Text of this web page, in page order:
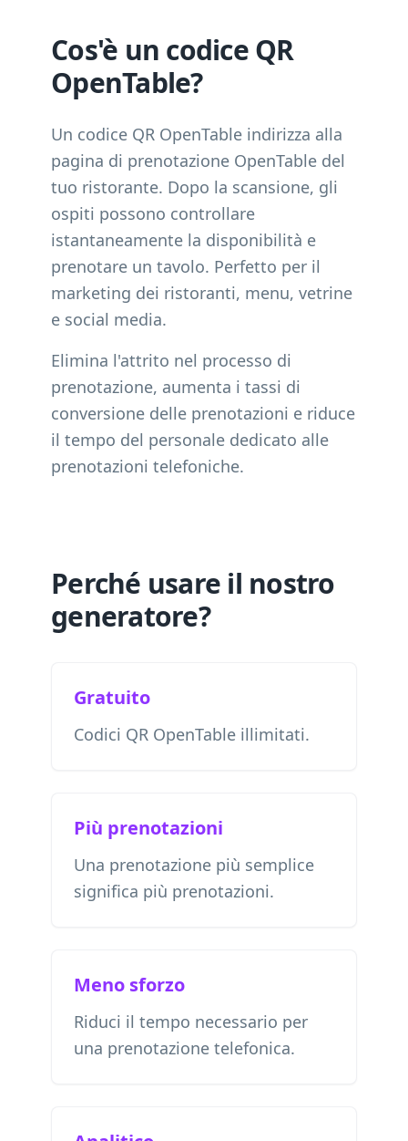
Cos'è un codice QR
OpenTable?
Un codice QR OpenTable indirizza alla
pagina di prenotazione OpenTable del
tuo ristorante. Dopo la scansione, gli
ospiti possono controllare
istantaneamente la disponibilità e
prenotare un tavolo. Perfetto per il
marketing dei ristoranti, menu, vetrine
e social media.
Elimina l'attrito nel processo di
prenotazione, aumenta i tassi di
conversione delle prenotazioni e riduce
il tempo del personale dedicato alle
prenotazioni telefoniche.
Perché usare il nostro
generatore?
Gratuito
Codici QR OpenTable illimitati.
Più prenotazioni
Una prenotazione più semplice
significa più prenotazioni.
Meno sforzo
Riduci il tempo necessario per
una prenotazione telefonica.